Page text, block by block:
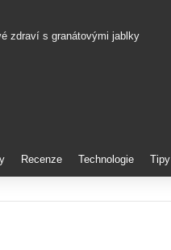
zdraví s granátovými jablky
Recenze Technologie Tipy